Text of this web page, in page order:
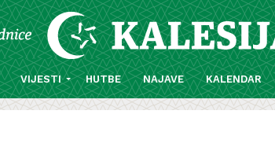
VIJESTI HUTBE NAJAVE KALENDAR